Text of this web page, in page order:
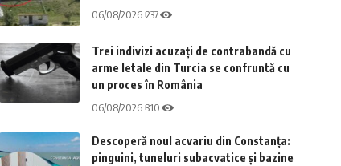
06/08/2026 237
Trei indivizi acuzați de contrabandă cu
arme letale din Turcia se confruntă cu
un proces în România
06/08/2026 310
Descoperă noul acvariu din Constanța:
pinguini, tuneluri subacvatice și bazine